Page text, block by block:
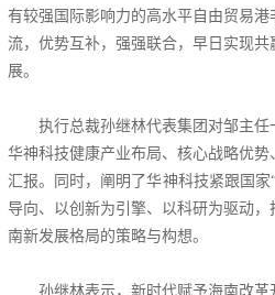
有较强国际影响力的高水平自由贸易
流，优势互补，强强联合，早日实现
展。
执行总裁孙继林代表集团对邹主
华神科技健康产业布局、核心战略优
汇报。同时，阐明了华神科技紧跟国
导向、以创新为引擎、以科研为驱动
南新发展格局的策略与构想。
孙继林表示，新时代赋予海南改